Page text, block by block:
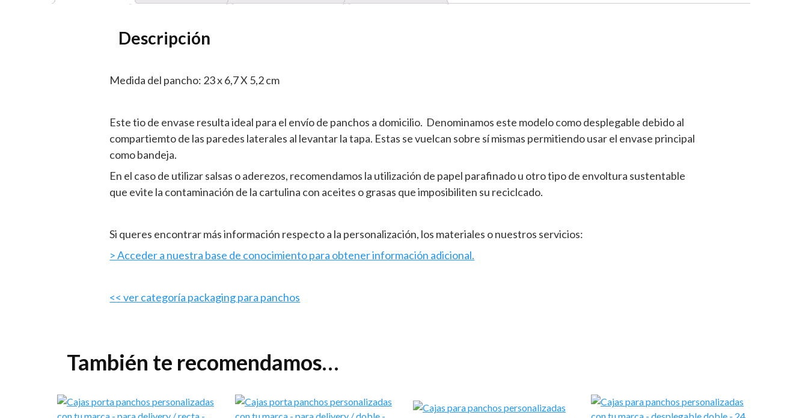
Descripción
Medida del pancho: 23 x 6,7 X 5,2 cm
Este tio de envase resulta ideal para el envío de panchos a domicilio. Denominamos este modelo como desplegable debido al
compartiemto de las paredes laterales al levantar la tapa. Estas se vuelcan sobre sí mismas permitiendo usar el envase principal
como bandeja.
En el caso de utilizar salsas o aderezos, recomendamos la utilización de papel parafinado u otro tipo de envoltura sustentable
que evite la contaminación de la cartulina con aceites o grasas que imposibiliten su reciclcado.
Si queres encontrar más información respecto a la personalización, los materiales o nuestros servicios:
> Acceder a nuestra base de conocimiento para obtener información adicional.
<< ver categoría packaging para panchos
También te recomendamos…